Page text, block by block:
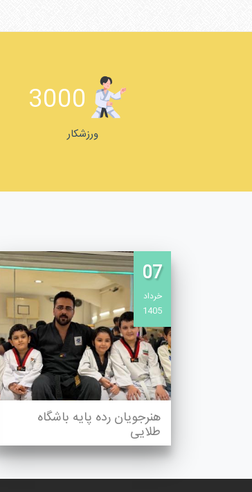
3000
ورزشکار
07
خرداد
1405
هنرجویان رده پایه باشگاه
طلایی